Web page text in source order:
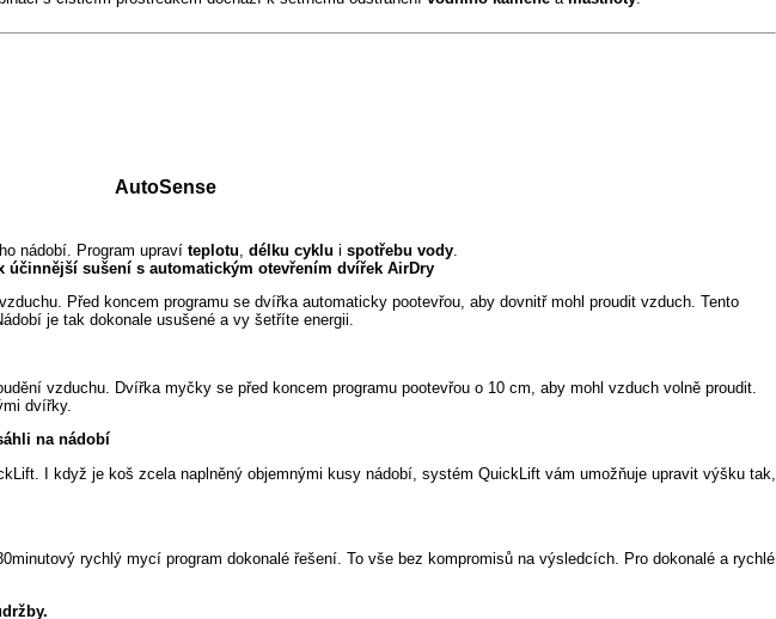
AutoSense
nádobí. Program upraví teplotu délku cyklu i spotřebu vody
účinnější sušení s automatickým otevřením dvířek AirDry
Před koncem programu se dvířka automaticky pootevřou, aby dovnitř mohl proudit vzduch. Tento
je tak dokonale usušené a vy šetříte energii.
vzduchu. Dvířka myčky se před koncem programu pootevřou o 10 cm, aby mohl vzduch volně proudit.
dvířky.
na nádobí
I když je koš zcela naplněný objemnými kusy nádobí, systém QuickLift vám umožňuje upravit výšku tak,
rychlý mycí program dokonalé řešení. To vše bez kompromisů na výsledcích. Pro dokonalé a rychlé